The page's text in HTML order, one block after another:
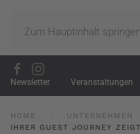
Zum Hauptinhalt springen
Newsletter Veranstaltungen
HOME UNTERNEHMEN
IHRER GUEST JOURNEY